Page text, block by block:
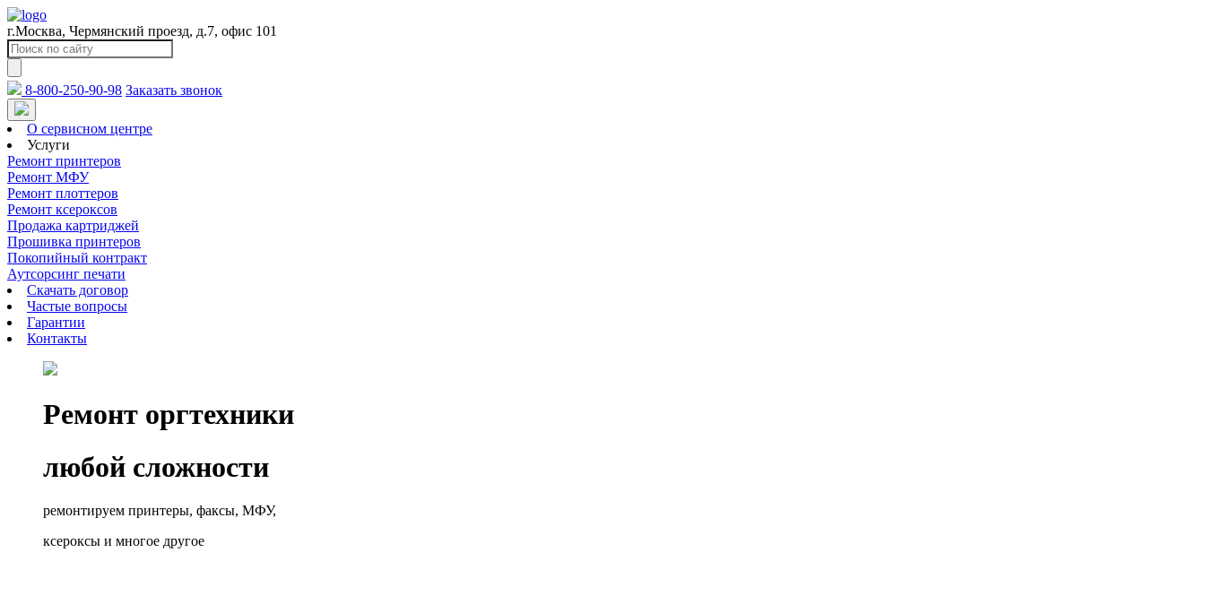
г.Москва, Чермянский проезд, д.7, офис 101
8-800-250-90-98 Заказать звонок
О сервисном центре
Услуги
Ремонт принтеров
Ремонт МФУ
Ремонт плоттеров
Ремонт ксероксов
Продажа картриджей
Прошивка принтеров
Покопийный контракт
Аутсорсинг печати
Скачать договор
Частые вопросы
Гарантии
Контакты
Ремонт оргтехники
любой сложности
ремонтируем принтеры, факсы, МФУ,
ксероксы и многое другое